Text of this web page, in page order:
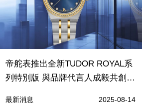
帝舵表推出全新TUDOR ROYAL系
列特別版 與品牌代言人成毅共創敢
最新消息 2025-08-14